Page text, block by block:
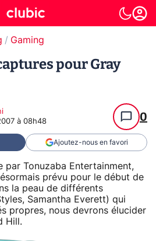
Gaming
pour Gray
à 08h48 0
Ajoutez-nous en favori
par Tonuzaba Entertainment,
prévu pour le début de
la peau de différents
Samantha Everett) qui
propres, nous devrons élucider
Hill.